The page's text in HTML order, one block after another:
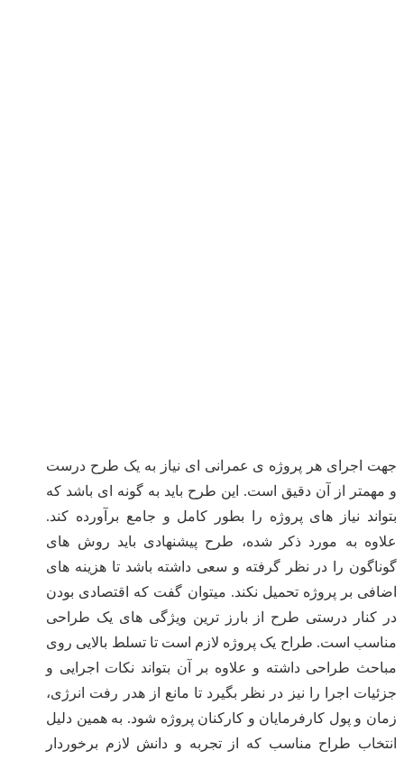
جهت اجرای هر پروژه ی عمرانی ای نیاز به یک طرح درست
و مهمتر از آن دقیق است. این طرح باید به گونه ای باشد که
بتواند نیاز های پروژه را بطور کامل و جامع برآورده کند.
علاوه به مورد ذکر شده، طرح پیشنهادی باید روش های
گوناگون را در نظر گرفته و سعی داشته باشد تا هزینه های
اضافی بر پروژه تحمیل نکند. میتوان گفت که اقتصادی بودن
در کنار درستی طرح از بارز ترین ویژگی های یک طراحی
مناسب است. طراح یک پروژه لازم است تا تسلط بالایی روی
مباحث طراحی داشته و علاوه بر آن بتواند نکات اجرایی و
جزئیات اجرا را نیز در نظر بگیرد تا مانع از هدر رفت انرژی،
زمان و پول کارفرمایان و کارکنان پروژه شود. به همین دلیل
انتخاب طراح مناسب که از تجربه و دانش لازم برخوردار